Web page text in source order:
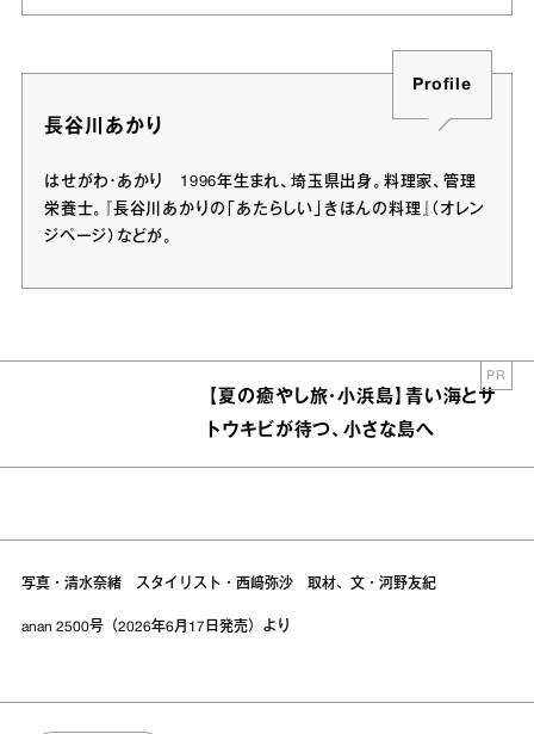
Profile
長谷川あかり
はせがわ・あかり 1996年生まれ、埼玉県出身。料理家、管理
栄養士。『長谷川あかりの「あたらしい」きほんの料理』（オレン
ジページ）などが。
【夏の癒やし旅・小浜島】青い海とサ
トウキビが待つ、小さな島へ
PR
写真・清水奈緒 スタイリスト・西﨑弥沙 取材、文・河野友紀
anan 2500号（2026年6月17日発売）より